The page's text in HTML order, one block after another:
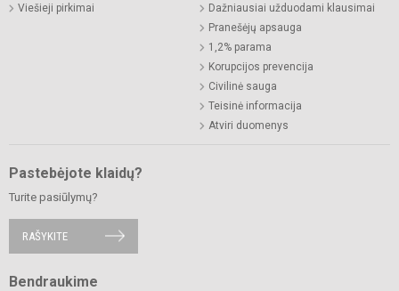
Viešieji pirkimai
Dažniausiai užduodami klausimai
Pranešėjų apsauga
1,2% parama
Korupcijos prevencija
Civilinė sauga
Teisinė informacija
Atviri duomenys
Pastebėjote klaidų?
Turite pasiūlymų?
RAŠYKITE
Bendraukime